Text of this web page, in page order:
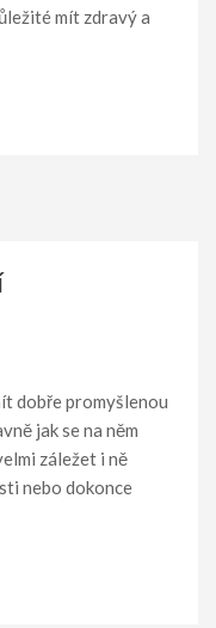
mít zdravý a
dobře promyšlenou
jak se na něm
záležet i ně
nebo dokonce